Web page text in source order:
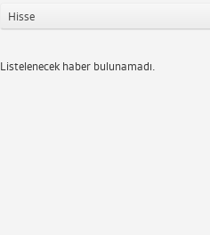
Hisse
Listelenecek haber bulunamadı.